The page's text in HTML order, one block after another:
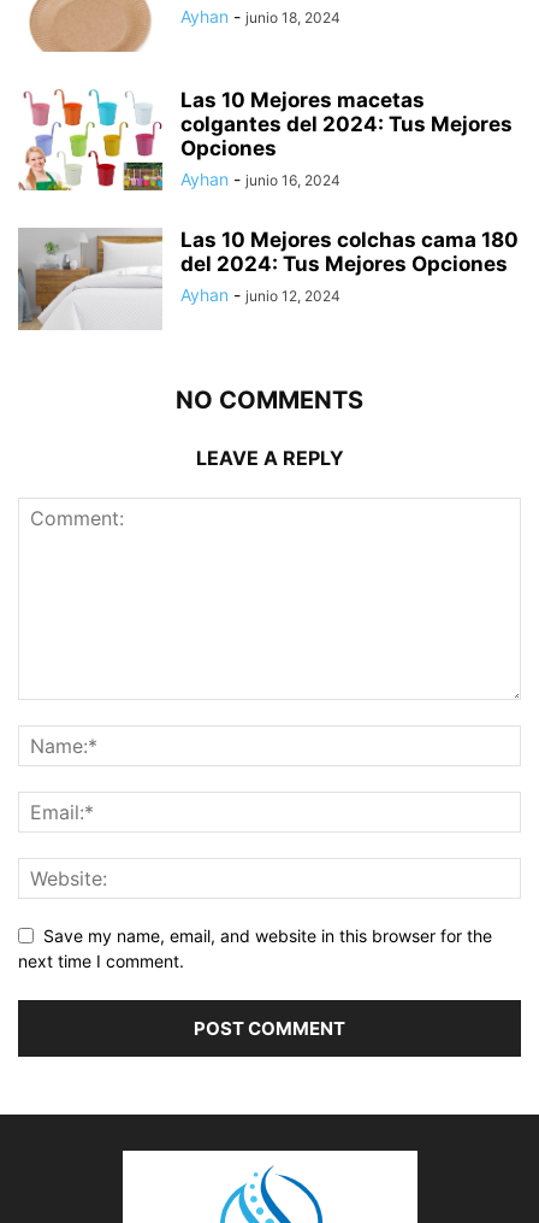
Ayhan - junio 18, 2024
Las 10 Mejores macetas
colgantes del 2024: Tus Mejores
Opciones
Ayhan - junio 16, 2024
Las 10 Mejores colchas cama 180
del 2024: Tus Mejores Opciones
Ayhan - junio 12, 2024
NO COMMENTS
LEAVE A REPLY
Save my name, email, and website in this browser for the
next time I comment.